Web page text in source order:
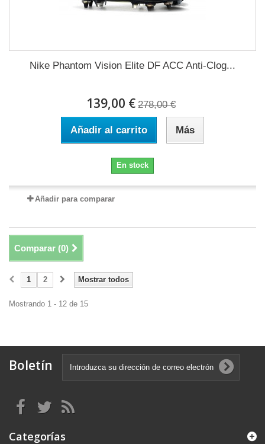
Nike Phantom Vision Elite DF ACC Anti-Clog...
139,00 € 278,00 €
Añadir al carrito Más
En stock
Añadir para comparar
Comparar (0)
Mostrar todos
1 2
Mostrando 1 - 12 de 15
Boletín
Categorías